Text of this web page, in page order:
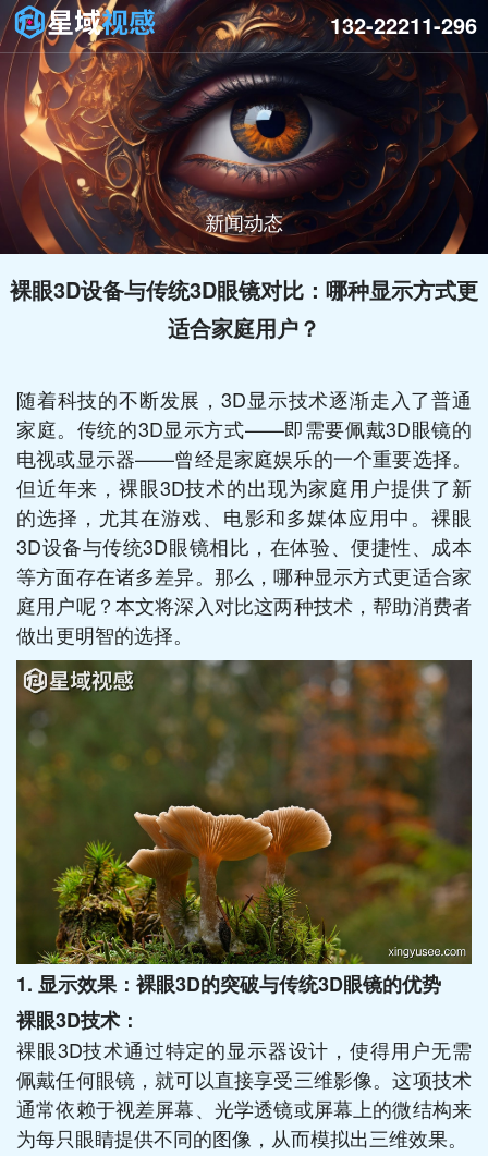
新闻动态
132-22211-296
裸眼3D设备与传统3D眼镜对比：哪种显示方式更
适合家庭用户？
随着科技的不断发展，3D显示技术逐渐走入了普通
家庭。传统的3D显示方式——即需要佩戴3D眼镜的
电视或显示器——曾经是家庭娱乐的一个重要选择。
但近年来，裸眼3D技术的出现为家庭用户提供了新
的选择，尤其在游戏、电影和多媒体应用中。裸眼
3D设备与传统3D眼镜相比，在体验、便捷性、成本
等方面存在诸多差异。那么，哪种显示方式更适合家
庭用户呢？本文将深入对比这两种技术，帮助消费者
做出更明智的选择。
1. 显示效果：裸眼3D的突破与传统3D眼镜的优势
裸眼3D技术：
裸眼3D技术通过特定的显示器设计，使得用户无需
佩戴任何眼镜，就可以直接享受三维影像。这项技术
通常依赖于视差屏幕、光学透镜或屏幕上的微结构来
为每只眼睛提供不同的图像，从而模拟出三维效果。